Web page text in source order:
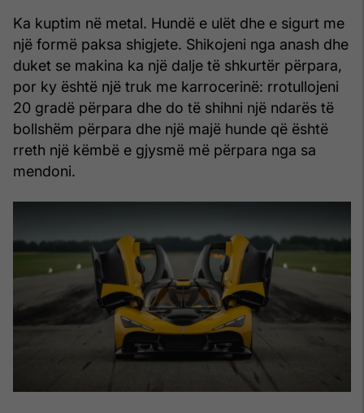
Ka kuptim në metal. Hundë e ulët dhe e sigurt me
një formë paksa shigjete. Shikojeni nga anash dhe
duket se makina ka një dalje të shkurtër përpara,
por ky është një truk me karrocerinë: rrotullojeni
20 gradë përpara dhe do të shihni një ndarës të
bollshëm përpara dhe një majë hunde që është
rreth një këmbë e gjysmë më përpara nga sa
mendoni.